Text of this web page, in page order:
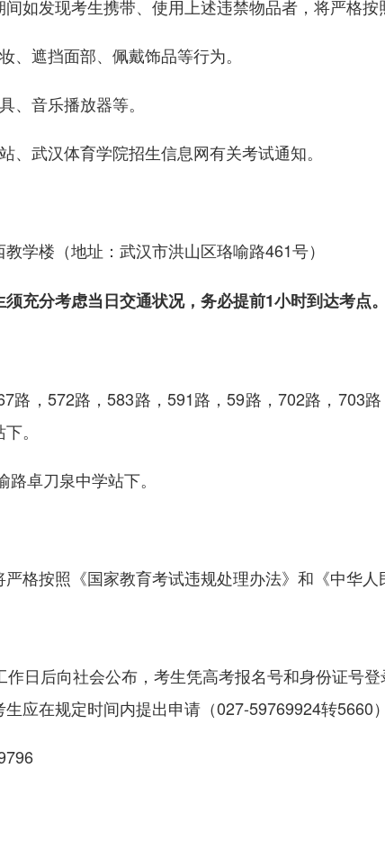
如发现考生携带、使用上述违禁物品者，将严格按
遮挡面部、佩戴饰品等行为。
音乐播放器等。
武汉体育学院招生信息网有关考试通知。
学楼（地址：武汉市洪山区珞喻路461号）
分考虑当日交通状况，务必提前1小时到达考点。
，572路，583路，591路，59路，702路，703
。
卓刀泉中学站下。
按照《国家教育考试违规处理办法》和《中华人
后向社会公布，考生凭高考报名号和身份证号
应在规定时间内提出申请（027-59769924转5660